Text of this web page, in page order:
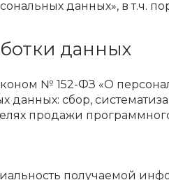
данных», в т.ч.
данных
№ 152-ФЗ «О
данных: сбор,
продажи
получаемой